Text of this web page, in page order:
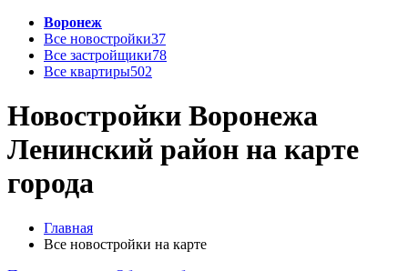
Воронеж
Все новостройки37
Все застройщики78
Все квартиры502
Новостройки Воронежа
Ленинский район на карте
города
Главная
Все новостройки на карте